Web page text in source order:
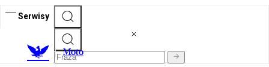
Serwisy
Moto